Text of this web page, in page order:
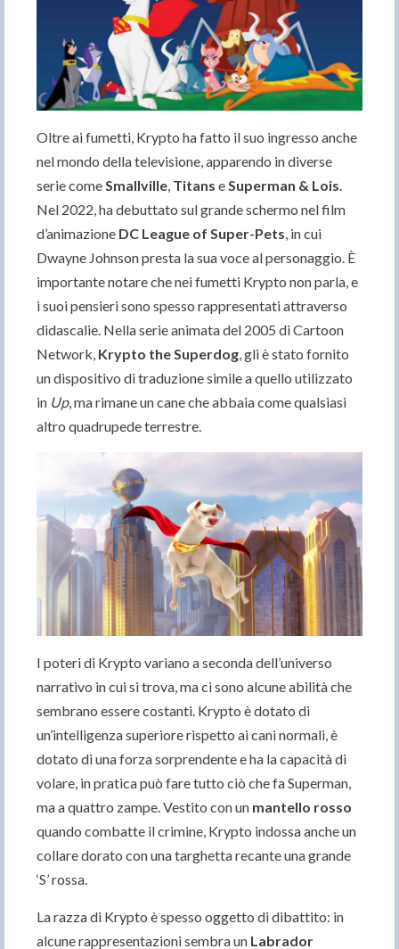
Oltre ai fumetti, Krypto ha fatto il suo ingresso anche
nel mondo della televisione, apparendo in diverse
serie comeSmallville, Titans eSuperman & Lois.
Nel 2022, ha debuttato sul grande schermo nel film
d’animazione DC League of Super-Pets, in cui
Dwayne Johnson presta la sua voce al personaggio. È
importante notare che nei fumetti Krypto non parla, e
i suoi pensieri sono spesso rappresentati attraverso
didascalie. Nella serie animata del 2005 di Cartoon
Network, Krypto the Superdog, gli è stato fornito
un dispositivo di traduzione simile a quello utilizzato
in Up, ma rimane un cane che abbaia come qualsiasi
altro quadrupede terrestre.
I poteri di Krypto variano a seconda dell’universo
narrativo in cui si trova, ma ci sono alcune abilità che
sembrano essere costanti. Krypto è dotato di
un’intelligenza superiore rispetto ai cani normali, è
dotato di una forza sorprendente e ha la capacità di
volare, in pratica può fare tutto ciò che fa Superman,
ma a quattro zampe. Vestito con un mantello rosso
quando combatte il crimine, Krypto indossa anche un
collare dorato con una targhetta recante una grande
‘S’ rossa.
La razza di Krypto è spesso oggetto di dibattito: in
alcune rappresentazioni sembra un Labrador